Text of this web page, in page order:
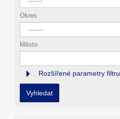
Okres
Město
Rozšířené parametry filtru
Vyhledat